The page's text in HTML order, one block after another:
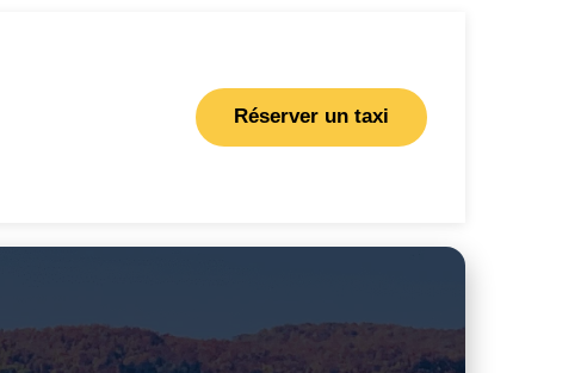
Réserver un taxi